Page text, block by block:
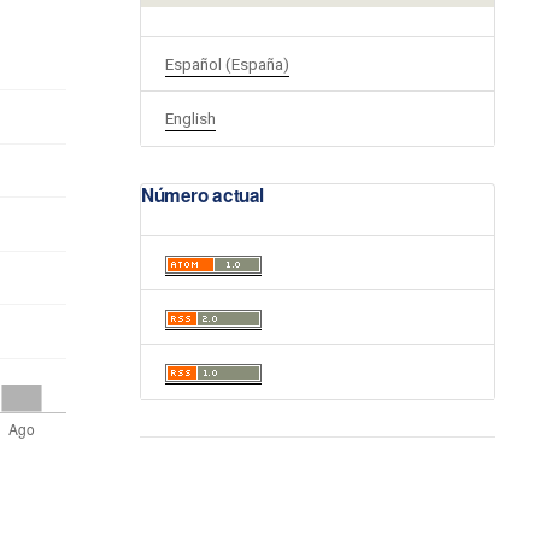
Español (España)
English
Número actual